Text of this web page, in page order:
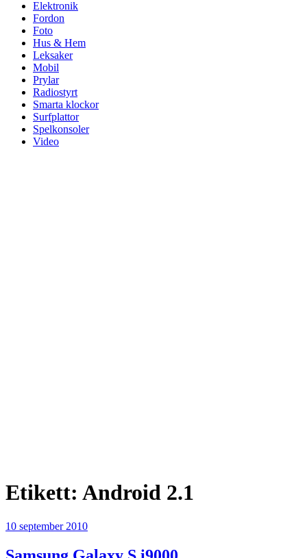
Elektronik
Fordon
Foto
Hus & Hem
Leksaker
Mobil
Prylar
Radiostyrt
Smarta klockor
Surfplattor
Spelkonsoler
Video
Etikett: Android 2.1
Publicerat
10 september 2010